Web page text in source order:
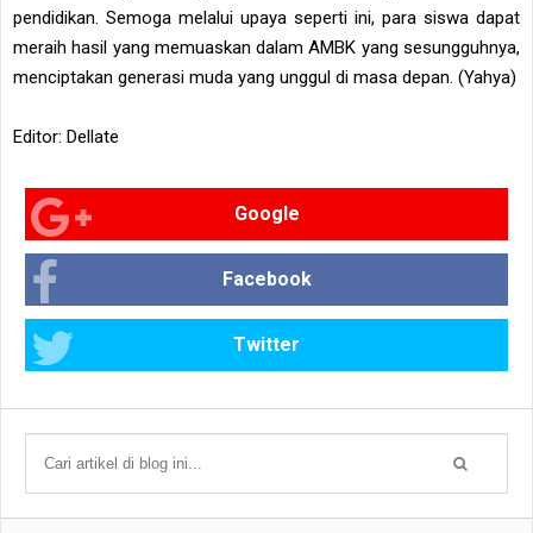
pendidikan. Semoga melalui upaya seperti ini, para siswa dapat
meraih hasil yang memuaskan dalam AMBK yang sesungguhnya,
menciptakan generasi muda yang unggul di masa depan. (Yahya)
Editor: Dellate
Google
Facebook
Twitter